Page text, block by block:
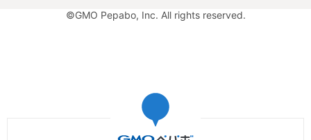
©GMO Pepabo, Inc. All rights reserved.